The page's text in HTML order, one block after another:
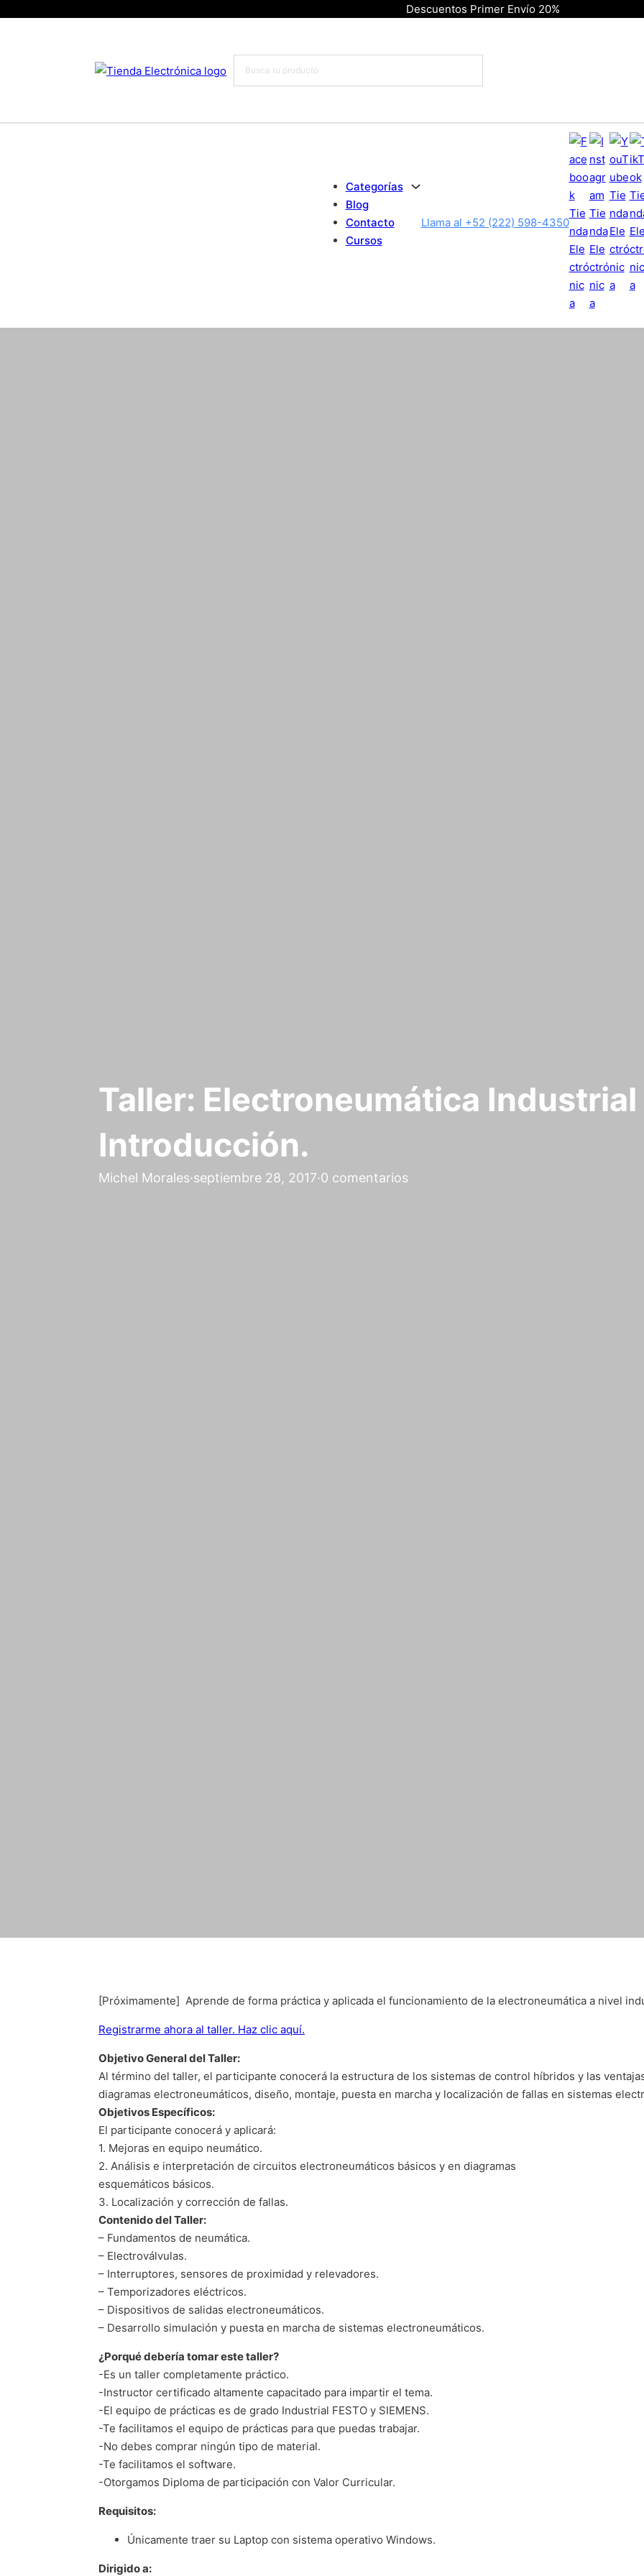
Descuentos Primer Envío 20%
Categorías
Blog
Contacto
Cursos
Llama al +52 (222) 598-4350
Taller: Electroneumática Industrial
Introducción.
Michel Morales·septiembre 28, 2017·0 comentarios
[Próximamente] Aprende de forma práctica y aplicada el funcionamiento de la electroneumática a nivel
Registrarme ahora al taller. Haz clic aquí.
Objetivo General del Taller:
Al término del taller, el participante conocerá la estructura de los sistemas de control híbridos y las
diagramas electroneumáticos, diseño, montaje, puesta en marcha y localización de fallas en sistemas
Objetivos Específicos:
El participante conocerá y aplicará:
1. Mejoras en equipo neumático.
2. Análisis e interpretación de circuitos electroneumáticos básicos y en diagramas
esquemáticos básicos.
3. Localización y corrección de fallas.
Contenido del Taller:
– Fundamentos de neumática.
– Electroválvulas.
– Interruptores, sensores de proximidad y relevadores.
– Temporizadores eléctricos.
– Dispositivos de salidas electroneumáticos.
– Desarrollo simulación y puesta en marcha de sistemas electroneumáticos.
¿Porqué debería tomar este taller?
-Es un taller completamente práctico.
-Instructor certificado altamente capacitado para impartir el tema.
-El equipo de prácticas es de grado Industrial FESTO y SIEMENS.
-Te facilitamos el equipo de prácticas para que puedas trabajar.
-No debes comprar ningún tipo de material.
-Te facilitamos el software.
-Otorgamos Diploma de participación con Valor Curricular.
Requisitos:
Únicamente traer su Laptop con sistema operativo Windows.
Dirigido a: